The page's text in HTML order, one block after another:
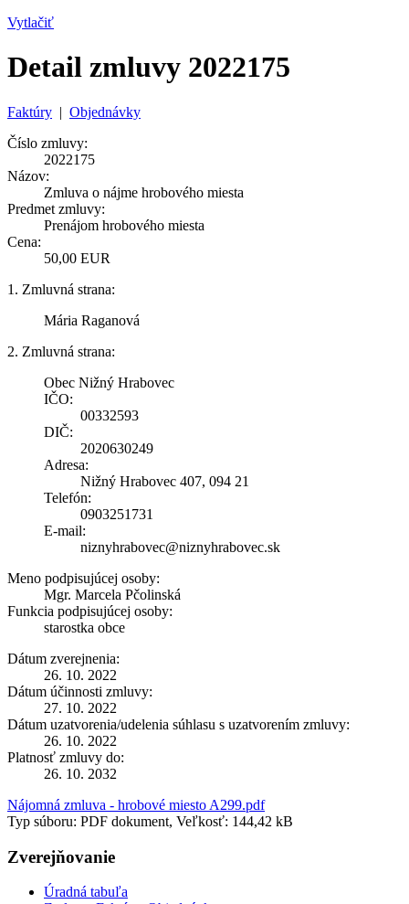
Vytlačiť
Detail zmluvy 2022175
Faktúry | Objednávky
Číslo zmluvy:
2022175
Názov:
Zmluva o nájme hrobového miesta
Predmet zmluvy:
Prenájom hrobového miesta
Cena:
50,00 EUR
1. Zmluvná strana:
Mária Raganová
2. Zmluvná strana:
Obec Nižný Hrabovec
IČO:
00332593
DIČ:
2020630249
Adresa:
Nižný Hrabovec 407, 094 21
Telefón:
0903251731
E-mail:
niznyhrabovec@niznyhrabovec.sk
Meno podpisujúcej osoby:
Mgr. Marcela Pčolinská
Funkcia podpisujúcej osoby:
starostka obce
Dátum zverejnenia:
26. 10. 2022
Dátum účinnosti zmluvy:
27. 10. 2022
Dátum uzatvorenia/udelenia súhlasu s uzatvorením zmluvy:
26. 10. 2022
Platnosť zmluvy do:
26. 10. 2032
Nájomná zmluva - hrobové miesto A299.pdf
Typ súboru: PDF dokument, Veľkosť: 144,42 kB
Zverejňovanie
Úradná tabuľa